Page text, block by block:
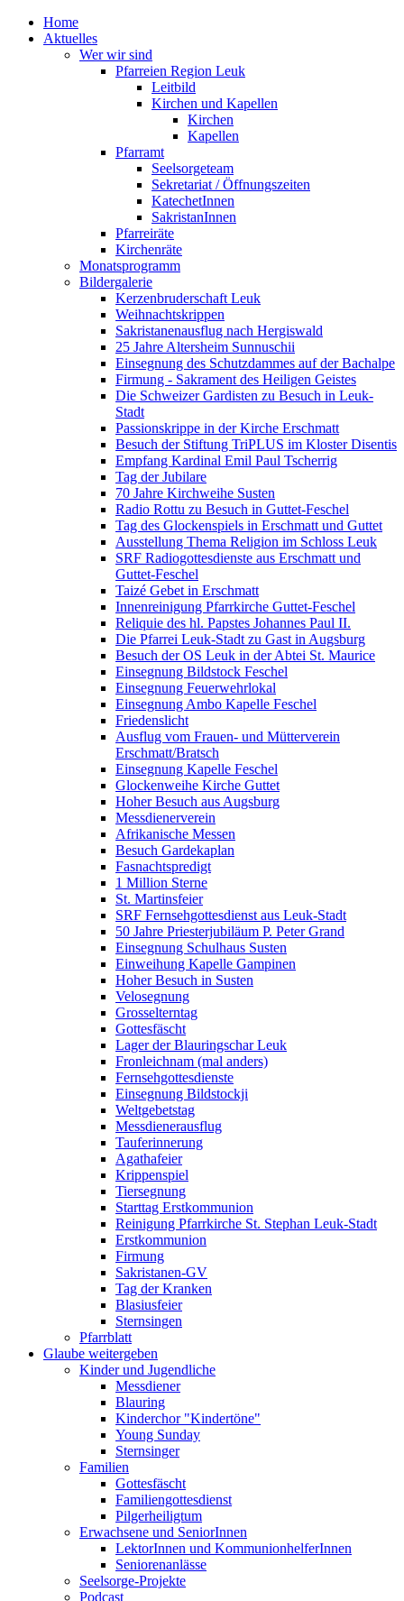
Home
Aktuelles
Wer wir sind
Pfarreien Region Leuk
Leitbild
Kirchen und Kapellen
Kirchen
Kapellen
Pfarramt
Seelsorgeteam
Sekretariat / Öffnungszeiten
KatechetInnen
SakristanInnen
Pfarreiräte
Kirchenräte
Monatsprogramm
Bildergalerie
Kerzenbruderschaft Leuk
Weihnachtskrippen
Sakristanenausflug nach Hergiswald
25 Jahre Altersheim Sunnuschii
Einsegnung des Schutzdammes auf der Bachalpe
Firmung - Sakrament des Heiligen Geistes
Die Schweizer Gardisten zu Besuch in Leuk-
Stadt
Passionskrippe in der Kirche Erschmatt
Besuch der Stiftung TriPLUS im Kloster Disentis
Empfang Kardinal Emil Paul Tscherrig
Tag der Jubilare
70 Jahre Kirchweihe Susten
Radio Rottu zu Besuch in Guttet-Feschel
Tag des Glockenspiels in Erschmatt und Guttet
Ausstellung Thema Religion im Schloss Leuk
SRF Radiogottesdienste aus Erschmatt und
Guttet-Feschel
Taizé Gebet in Erschmatt
Innenreinigung Pfarrkirche Guttet-Feschel
Reliquie des hl. Papstes Johannes Paul II.
Die Pfarrei Leuk-Stadt zu Gast in Augsburg
Besuch der OS Leuk in der Abtei St. Maurice
Einsegnung Bildstock Feschel
Einsegnung Feuerwehrlokal
Einsegnung Ambo Kapelle Feschel
Friedenslicht
Ausflug vom Frauen- und Mütterverein
Erschmatt/Bratsch
Einsegnung Kapelle Feschel
Glockenweihe Kirche Guttet
Hoher Besuch aus Augsburg
Messdienerverein
Afrikanische Messen
Besuch Gardekaplan
Fasnachtspredigt
1 Million Sterne
St. Martinsfeier
SRF Fernsehgottesdienst aus Leuk-Stadt
50 Jahre Priesterjubiläum P. Peter Grand
Einsegnung Schulhaus Susten
Einweihung Kapelle Gampinen
Hoher Besuch in Susten
Velosegnung
Grosselterntag
Gottesfäscht
Lager der Blauringschar Leuk
Fronleichnam (mal anders)
Fernsehgottesdienste
Einsegnung Bildstockji
Weltgebetstag
Messdienerausflug
Tauferinnerung
Agathafeier
Krippenspiel
Tiersegnung
Starttag Erstkommunion
Reinigung Pfarrkirche St. Stephan Leuk-Stadt
Erstkommunion
Firmung
Sakristanen-GV
Tag der Kranken
Blasiusfeier
Sternsingen
Pfarrblatt
Glaube weitergeben
Kinder und Jugendliche
Messdiener
Blauring
Kinderchor "Kindertöne"
Young Sunday
Sternsinger
Familien
Gottesfäscht
Familiengottesdienst
Pilgerheiligtum
Erwachsene und SeniorInnen
LektorInnen und KommunionhelferInnen
Seniorenanlässe
Seelsorge-Projekte
Podcast